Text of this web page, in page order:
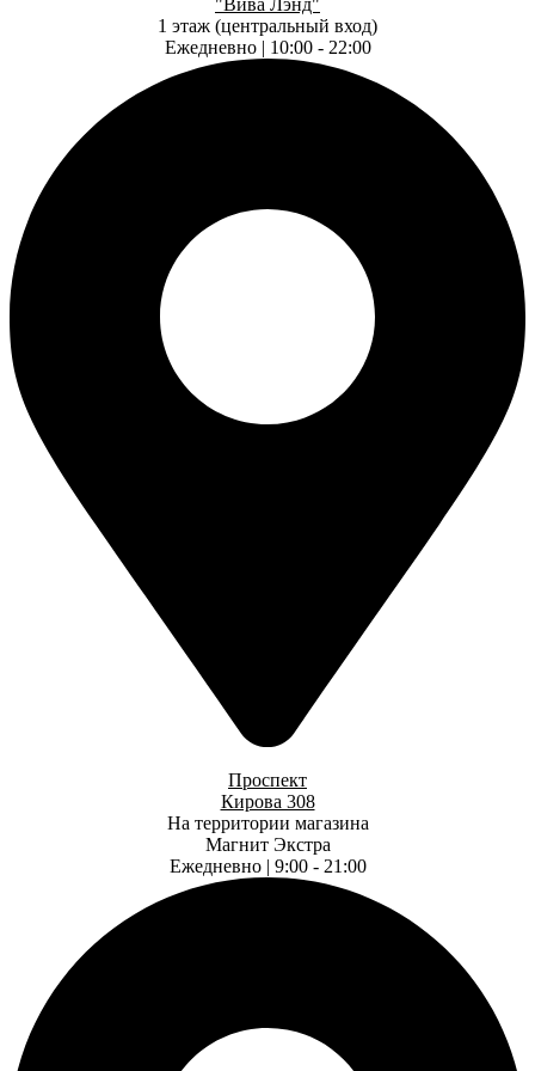
"Вива Лэнд"
1 этаж (центральный вход)
Ежедневно | 10:00 - 22:00
Проспект
Кирова 308
На территории магазина
Магнит Экстра
Ежедневно | 9:00 - 21:00